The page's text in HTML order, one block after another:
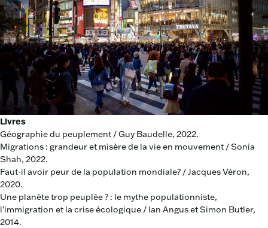
Livres
Géographie du peuplement / Guy Baudelle, 2022.
Migrations : grandeur et misère de la vie en mouvement / Sonia
Shah, 2022.
Faut-il avoir peur de la population mondiale? / Jacques Véron,
2020.
Une planète trop peuplée ? : le mythe populationniste,
l’immigration et la crise écologique / Ian Angus et Simon Butler,
2014.